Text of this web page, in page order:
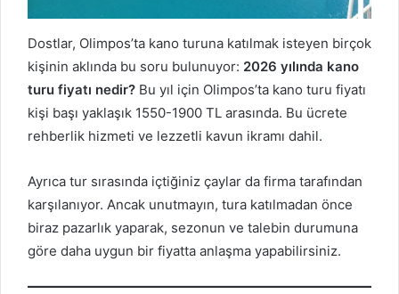
Dostlar, Olimpos’ta kano turuna katılmak isteyen birçok
kişinin aklında bu soru bulunuyor: 2026 yılında kano
turu fiyatı nedir? Bu yıl için Olimpos’ta kano turu fiyatı
kişi başı yaklaşık 1550-1900 TL arasında. Bu ücrete
rehberlik hizmeti ve lezzetli kavun ikramı dahil.
Ayrıca tur sırasında içtiğiniz çaylar da firma tarafından
karşılanıyor. Ancak unutmayın, tura katılmadan önce
biraz pazarlık yaparak, sezonun ve talebin durumuna
göre daha uygun bir fiyatta anlaşma yapabilirsiniz.